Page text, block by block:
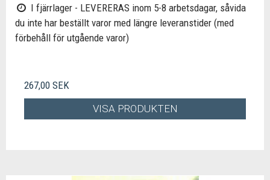
I fjärrlager - LEVERERAS inom 5-8 arbetsdagar, såvida
du inte har beställt varor med längre leveranstider (med
förbehåll för utgående varor)
267,00 SEK
VISA PRODUKTEN